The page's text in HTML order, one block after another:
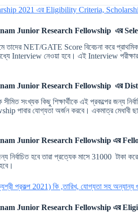
2021 এর Eligibility Criteria,
Junior Research Fellowship এর
তাদের NET/GATE Score বিবেচনা করে
মধ্যে Interview নেওয়া হবে। এই Interview
Junior Research Fellowship এর
সংখ্যক কিছু শিক্ষার্থীকে এই প্রকল্পের জন্য
পাবার যোগ্যতা অর্জন করবে। একমাত্র মেধাবী
Junior Research Fellowship এর
নির্বাচিত হবে তারা প্রত্যেক মাসে 31000 টাকা
প্রকল্প 2021) কি ,তারিখ, যোগ্যতা সহ অন্যান্য
Junior Research Fellowship এর